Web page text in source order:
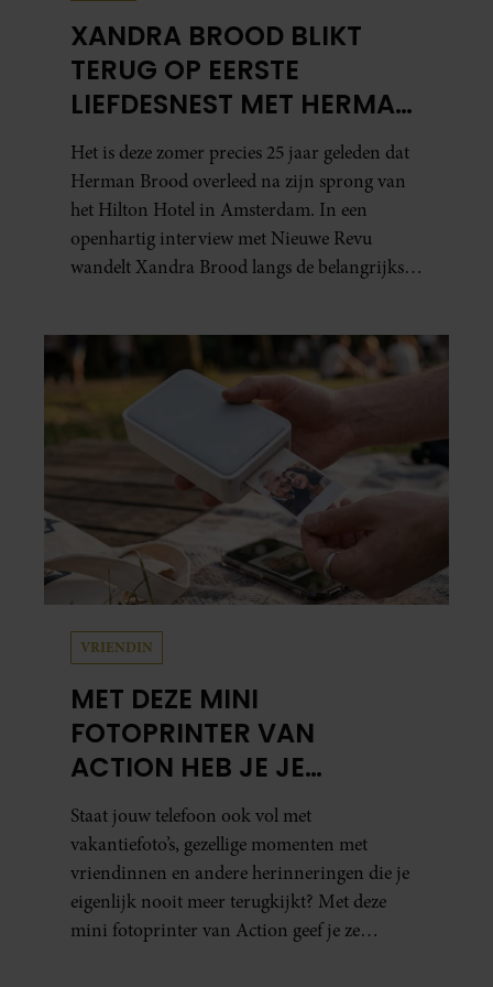
XANDRA BROOD BLIKT
TERUG OP EERSTE
LIEFDESNEST MET HERMAN
BROOD: “HIER IS LOLA
GEBOREN”
Het is deze zomer precies 25 jaar geleden dat
Herman Brood overleed na zijn sprong van
het Hilton Hotel in Amsterdam. In een
openhartig interview met Nieuwe Revu
wandelt Xandra Brood langs de belangrijkste
Leidsedwarsstraat roept een stortvloed aan
herinneringen op. Daar begon hun leven
samen en werd dochter Lola geboren.
VRIENDIN
MET DEZE MINI
FOTOPRINTER VAN
ACTION HEB JE JE
FAVORIETE FOTO’S BINNEN
ÉÉN MINUUT IN HANDEN
Staat jouw telefoon ook vol met
vakantiefoto’s, gezellige momenten met
vriendinnen en andere herinneringen die je
eigenlijk nooit meer terugkijkt? Met deze
mini fotoprinter van Action geef je ze